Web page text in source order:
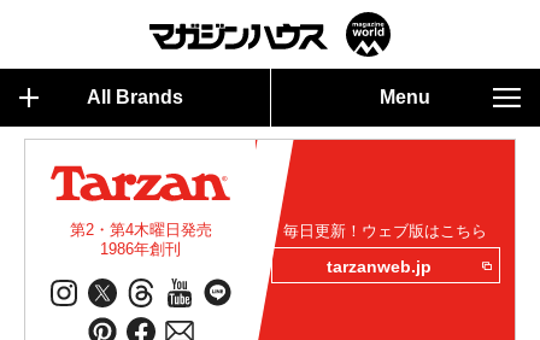
All Brands Menu
第2・第4木曜日発売
1986年創刊
毎日更新！ウェブ版はこちら
tarzanweb.jp